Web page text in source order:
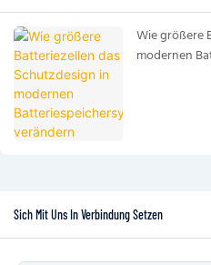
Wie größere
modernen
Sich Mit Uns In Verbindung Setzen